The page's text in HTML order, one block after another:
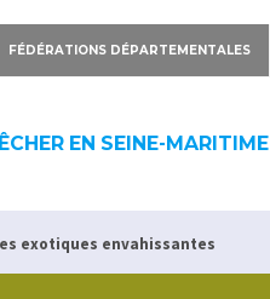
FÉDÉRATIONS DÉPARTEMENTALES
EN SEINE-MARITIME
exotiques envahissantes